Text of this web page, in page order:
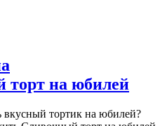
торт на юбилей
тортик на юбилей?